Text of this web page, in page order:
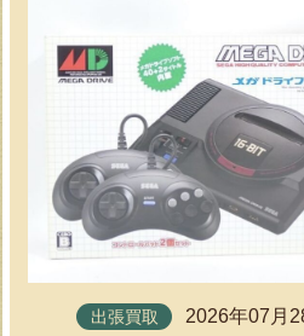
出張買取 2026年07月